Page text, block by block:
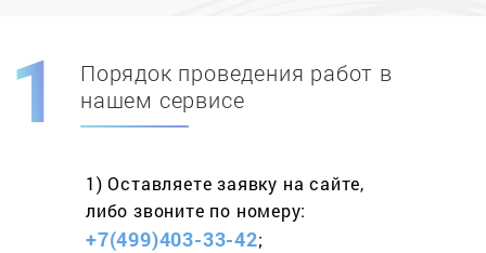
Скидка при первомзаказе на адрес
составит 15%
Работаем более 10 лет
весь спектр услуг
Порядок проведения работ в
нашем сервисе
1) Оставляете заявку на сайте,
либо звоните по номеру:
+7(499)403-33-42;